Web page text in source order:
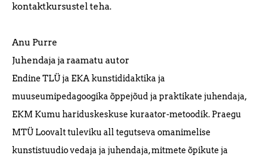
kontaktkursustel teha.
Anu Purre
Juhendaja ja raamatu autor
Endine TLÜ ja EKA kunstididaktika ja
muuseumipedagoogika õppejõud ja praktikate juhendaja,
EKM Kumu hariduskeskuse kuraator-metoodik. Praegu
MTÜ Loovalt tuleviku all tegutseva omanimelise
kunstistuudio vedaja ja juhendaja, mitmete õpikute ja